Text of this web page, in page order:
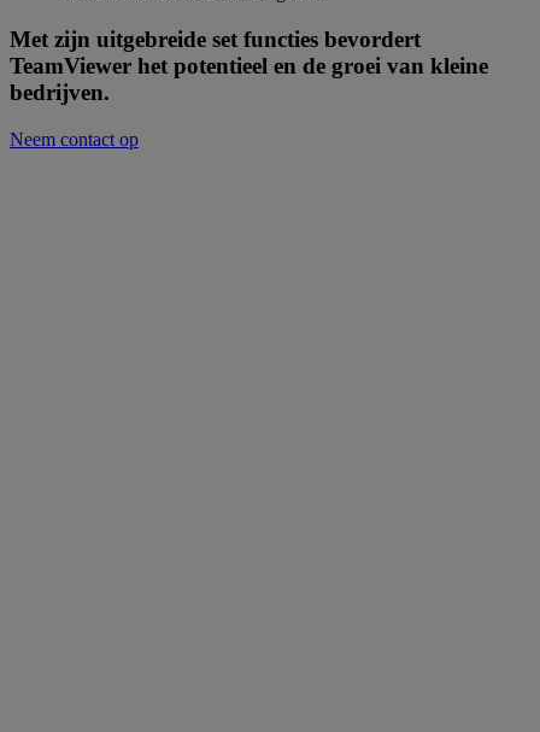
Met zijn uitgebreide set functies bevordert
TeamViewer het potentieel en de groei van kleine
bedrijven.
Neem contact op